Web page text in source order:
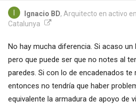
Ignacio BD, Arquitecto en activo
Catalunya
No hay mucha diferencia. Si acaso
pero que puede ser que no notes al
paredes. Si con lo de encadenados te
entonces no tendría que haber
equivalente la armadura de apoyo de